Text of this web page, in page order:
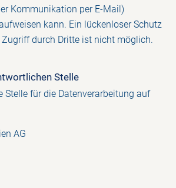
Kommunikation per E-Mail)
kann. Ein lückenloser Schutz
durch Dritte ist nicht möglich.
Stelle
Stelle für die Datenverarbeitung auf
AG